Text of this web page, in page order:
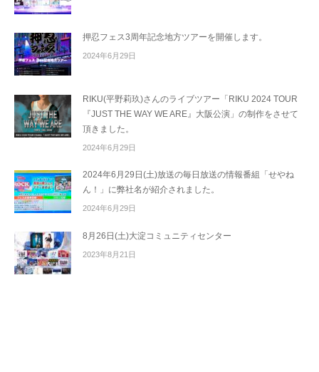
押忍フェス3周年記念地方ツアーを開催します。
2024年6月29日
RIKU(平野莉玖)さんのライブツアー「RIKU 2024 TOUR
『JUST THE WAY WE ARE』大阪公演」の制作をさせて
頂きました。
2024年6月29日
2024年6月29日(土)放送の毎日放送の情報番組「せやね
ん！」に弊社名が紹介されました。
2024年6月29日
8月26日(土)大淀コミュニティセンター
2023年8月21日